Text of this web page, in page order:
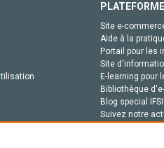
Site e-
Aide à la
Portail pour les
Site
E-learning pour
Bibliothèque
Blog special IFSI
Suivez notre